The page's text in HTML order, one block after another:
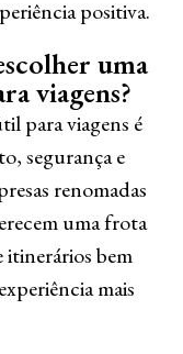
positiva.
uma
viagens?
para viagens é
segurança e
renomadas
uma frota
itinerários bem
mais